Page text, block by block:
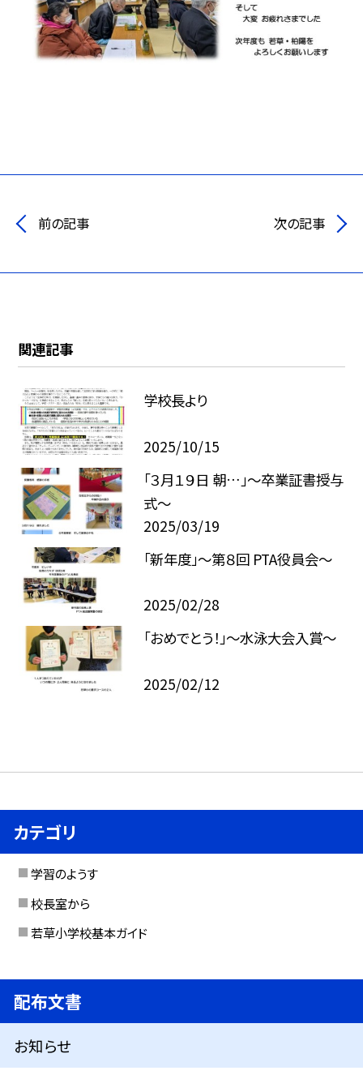
前の記事 次の記事
関連記事
学校長より
2025/10/15
「３月１９日 朝…」～卒業証書授与
式～
2025/03/19
「新年度」～第８回 PTA役員会～
2025/02/28
「おめでとう！」～水泳大会入賞～
2025/02/12
カテゴリ
学習のようす
校長室から
若草小学校基本ガイド
配布文書
お知らせ